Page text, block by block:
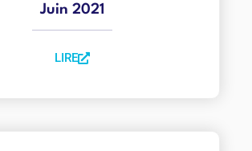
Juin 2021
LIRE